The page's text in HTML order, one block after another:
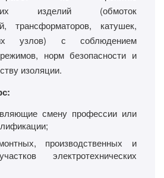
изделий (обмоток
трансформаторов, катушек,
узлов) с соблюдением
режимов, норм безопасности и
изоляции.
смену профессии или
производственных и
электротехнических